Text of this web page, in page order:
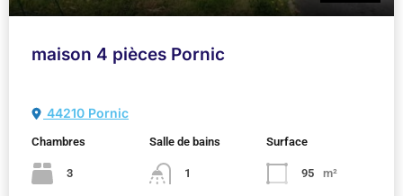
maison 4 pièces Pornic
44210 Pornic
Chambres
3
Salle de bains
1
Surface
95 m²